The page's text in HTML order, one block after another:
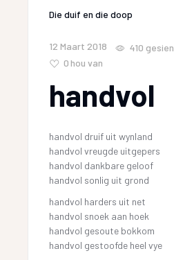
Die duif en die doop
12 Maart 2018 410 gesien
0 hou van
handvol
handvol druif uit wynland
handvol vreugde uitgepers
handvol dankbare geloof
handvol sonlig uit grond
handvol harders uit net
handvol snoek aan hoek
handvol gesoute bokkom
handvol gestoofde heel vye